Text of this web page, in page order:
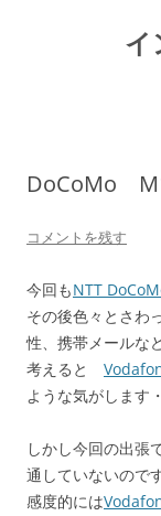
イ
DoCoMo
コメントを残す
今回もNTT
その後色々とさわ
性、携帯メールな
考えると
ような気がします
しかし今回の出
通していないのです
感度的には